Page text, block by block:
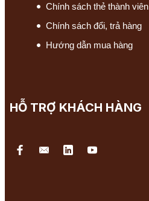
Chính sách thẻ thành viên
Chính sách đổi, trả hàng
Hướng dẫn mua hàng
HỖ TRỢ KHÁCH HÀNG